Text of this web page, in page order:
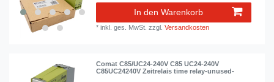
In den Warenkorb
*inkl. ges. MwSt. zzgl.Versandkosten
Comat C85/UC24-240V C85 UC24-240V
C85UC24240V Zeitrelais time relay-unused-